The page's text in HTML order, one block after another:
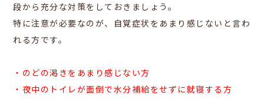
段から充分な対策をしておきましょう。
特に注意が必要なのが、自覚症状をあまり感じないと言わ
れる方です。
・のどの渇きをあまり感じない方
・夜中のトイレが面倒で水分補給をせずに就寝する方